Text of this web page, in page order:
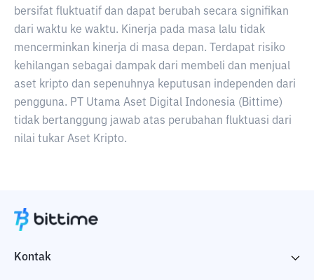
bersifat fluktuatif dan dapat berubah secara signifikan
dari waktu ke waktu. Kinerja pada masa lalu tidak
mencerminkan kinerja di masa depan. Terdapat risiko
kehilangan sebagai dampak dari membeli dan menjual
aset kripto dan sepenuhnya keputusan independen dari
pengguna. PT Utama Aset Digital Indonesia (Bittime)
tidak bertanggung jawab atas perubahan fluktuasi dari
nilai tukar Aset Kripto.
Kontak